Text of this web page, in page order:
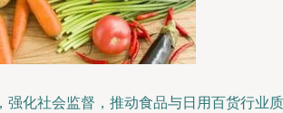
强化社会监督，推动食品与日用百货行业质